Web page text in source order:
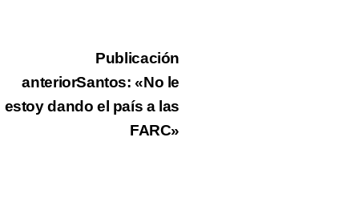
Publicación
anteriorSantos: «No le
estoy dando el país a las
FARC»